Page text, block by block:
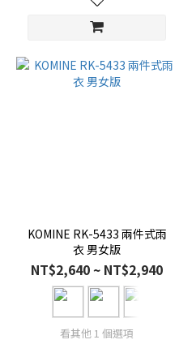
KOMINE RK-5433 兩件式雨
衣 男女版
NT$2,640 ~ NT$2,940
看其他 1 個選項